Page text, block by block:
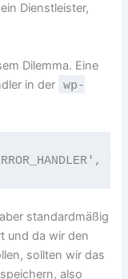
Dienstleister,
Dilemma. Eine
in der
wp-
standardmäßig
und da wir den
sollten wir das
also